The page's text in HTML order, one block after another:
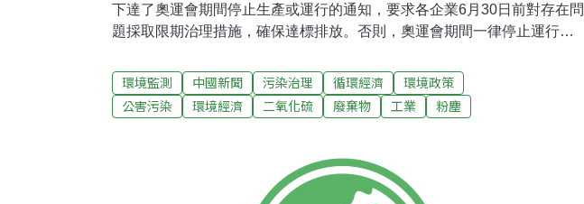
下達了奧運會期間停止生產或運行的通知，要求各企業6月30日前對存在問
題採取限期治理措施，確保達標排放。否則，奧運會期間一律停止運行。
滯後被點名。 據介紹，目前，山東省仍有部分企業存在環境違法行為，這
132家企業主要存在二氧化硫排放濃度超標、未辦理環保審批擅自開工建
設、粉塵排放濃度超標等問題。按照規定，接到奧運會期間停產預通知的
過限期整改仍不能滿足環保要求的，一律停止生產。山東省同時規定，列
入2008年底前關停範圍的項目，應於7月1日前關停。
環境監測 中國新聞 污染治理 循環經濟
環境政策
公害污染
環境經濟 二氧化硫 廢棄物 工業 粉塵